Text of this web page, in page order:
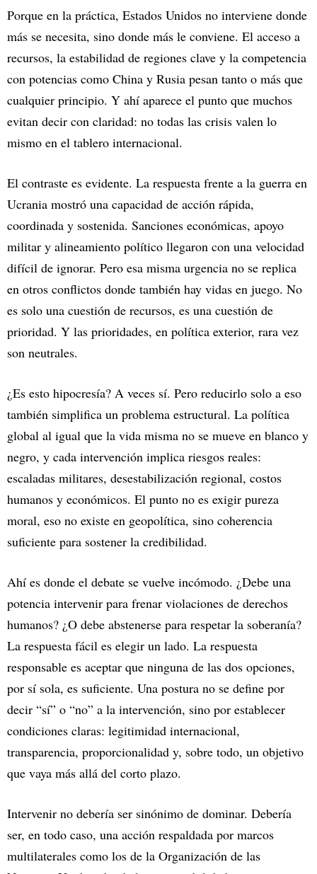
Porque en la práctica, Estados Unidos no interviene donde
más se necesita, sino donde más le conviene. El acceso a
recursos, la estabilidad de regiones clave y la competencia
con potencias como China y Rusia pesan tanto o más que
cualquier principio. Y ahí aparece el punto que muchos
evitan decir con claridad: no todas las crisis valen lo
mismo en el tablero internacional.
El contraste es evidente. La respuesta frente a la guerra en
Ucrania mostró una capacidad de acción rápida,
coordinada y sostenida. Sanciones económicas, apoyo
militar y alineamiento político llegaron con una velocidad
difícil de ignorar. Pero esa misma urgencia no se replica
en otros conflictos donde también hay vidas en juego. No
es solo una cuestión de recursos, es una cuestión de
prioridad. Y las prioridades, en política exterior, rara vez
son neutrales.
¿Es esto hipocresía? A veces sí. Pero reducirlo solo a eso
también simplifica un problema estructural. La política
global al igual que la vida misma no se mueve en blanco y
negro, y cada intervención implica riesgos reales:
escaladas militares, desestabilización regional, costos
humanos y económicos. El punto no es exigir pureza
moral, eso no existe en geopolítica, sino coherencia
suficiente para sostener la credibilidad.
Ahí es donde el debate se vuelve incómodo. ¿Debe una
potencia intervenir para frenar violaciones de derechos
humanos? ¿O debe abstenerse para respetar la soberanía?
La respuesta fácil es elegir un lado. La respuesta
responsable es aceptar que ninguna de las dos opciones,
por sí sola, es suficiente. Una postura no se define por
decir “sí” o “no” a la intervención, sino por establecer
condiciones claras: legitimidad internacional,
transparencia, proporcionalidad y, sobre todo, un objetivo
que vaya más allá del corto plazo.
Intervenir no debería ser sinónimo de dominar. Debería
ser, en todo caso, una acción respaldada por marcos
multilaterales como los de la Organización de las